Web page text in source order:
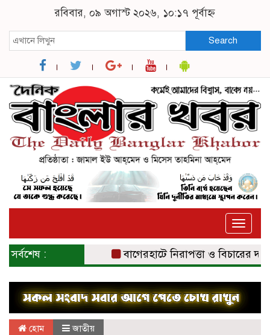
রবিবার, ০৯ অগাস্ট ২০২৬, ১০:১৭ পূর্বাহ্ন
Search
Toggle
সর্বশেষ : বাগেরহাটে নিরাপত্তা ও বিচারের দাবিতে
হোম জাতীয়